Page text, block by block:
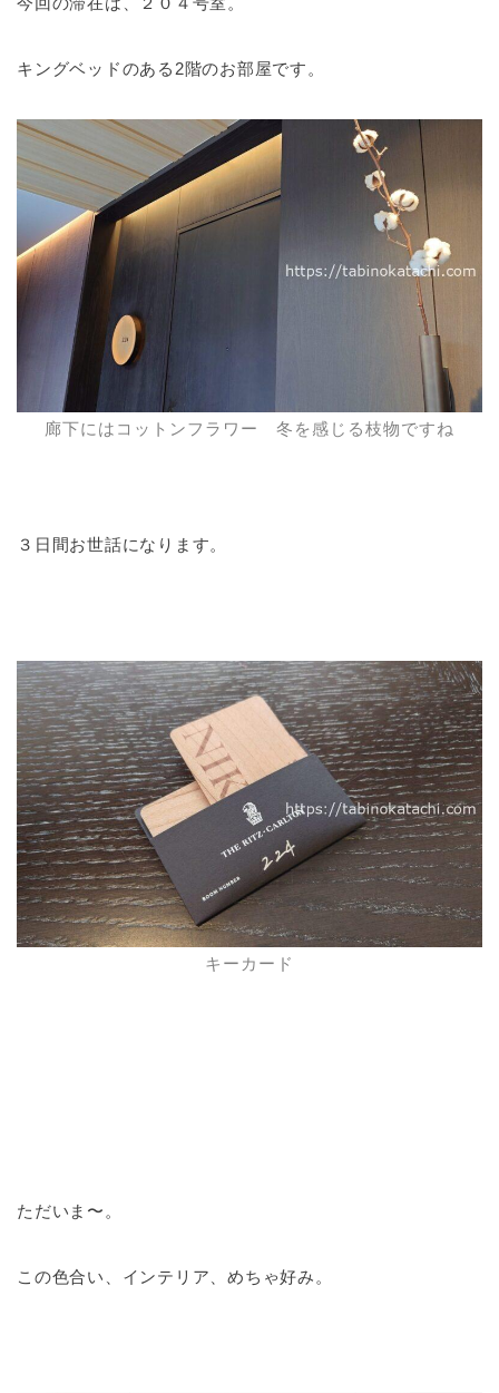
キングベッドのある2階のお部屋です。
廊下にはコットンフラワー 冬を感じる枝物ですね
３日間お世話になります。
キーカード
ただいま〜。
この色合い、インテリア、めちゃ好み。